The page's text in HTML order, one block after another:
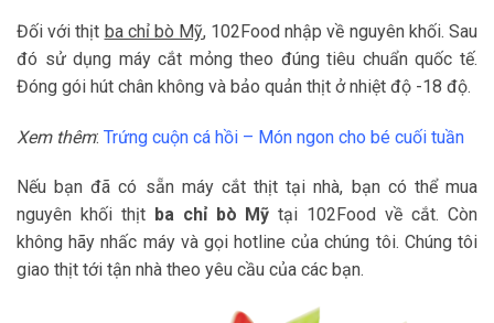
Đối với thịt ba chỉ bò Mỹ, 102Food nhập về nguyên khối. Sau
đó sử dụng máy cắt mỏng theo đúng tiêu chuẩn quốc tế.
Đóng gói hút chân không và bảo quản thịt ở nhiệt độ -18 độ.
Xem thêm: Trứng cuộn cá hồi – Món ngon cho bé cuối tuần
Nếu bạn đã có sẵn máy cắt thịt tại nhà, bạn có thể mua
nguyên khối thịt ba chỉ bò Mỹ tại 102Food về cắt. Còn
không hãy nhấc máy và gọi hotline của chúng tôi. Chúng tôi
giao thịt tới tận nhà theo yêu cầu của các bạn.